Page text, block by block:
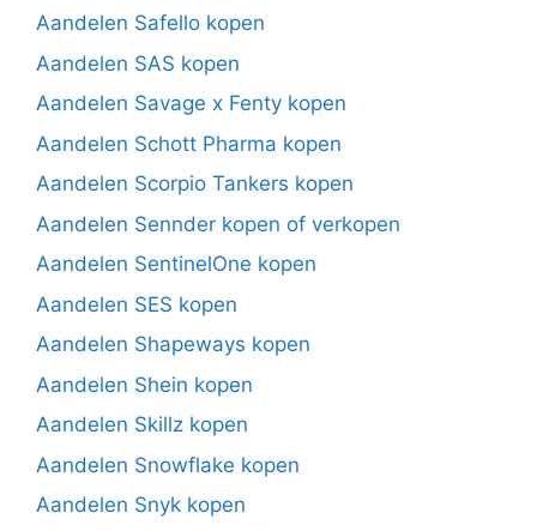
Aandelen Safello kopen
Aandelen SAS kopen
Aandelen Savage x Fenty kopen
Aandelen Schott Pharma kopen
Aandelen Scorpio Tankers kopen
Aandelen Sennder kopen of verkopen
Aandelen SentinelOne kopen
Aandelen SES kopen
Aandelen Shapeways kopen
Aandelen Shein kopen
Aandelen Skillz kopen
Aandelen Snowflake kopen
Aandelen Snyk kopen